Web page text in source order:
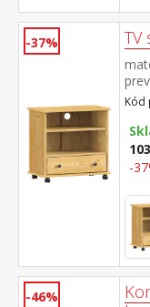
-37% TV
Kód
-
-46%